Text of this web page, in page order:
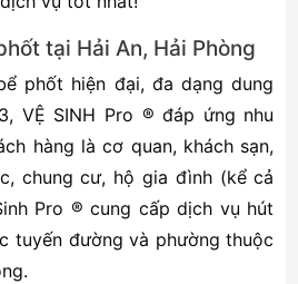
tại Hải An, Hải Phòng
phốt hiện đại, đa dạng dung
VỆ SINH Pro ® đáp ứng nhu
hàng là cơ quan, khách sạn,
chung cư, hộ gia đình (kể cả
Pro ® cung cấp dịch vụ hút
tuyến đường và phường thuộc